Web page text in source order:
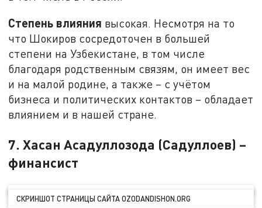
Степень влияния высокая. Несмотря на то
что Шокиров сосредоточен в большей
степени на Узбекистане, в том числе
благодаря родственным связям, он имеет вес
и на малой родине, а также – с учётом
бизнеса и политических контактов – обладает
влиянием и в нашей стране.
7. Хасан Асадуллозода (Садуллоев) –
финансист
СКРИНШОТ СТРАНИЦЫ САЙТА OZODANDISHON.ORG